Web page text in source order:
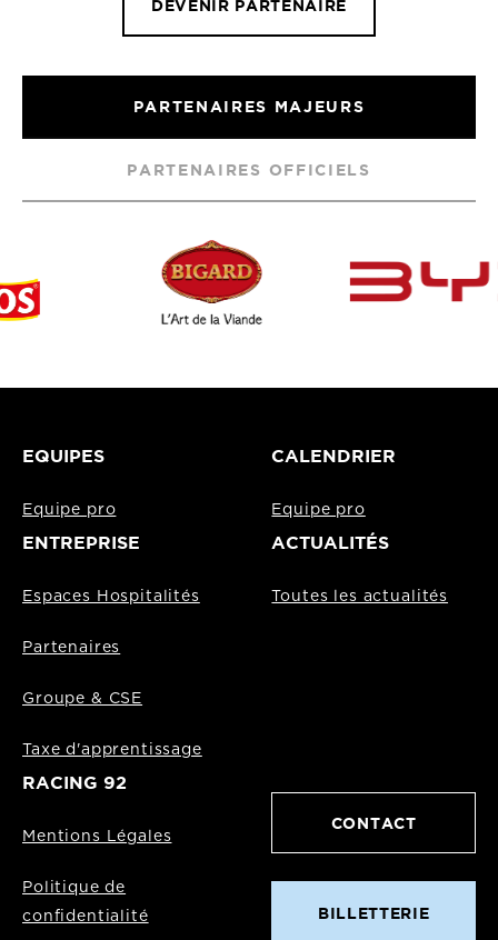
DEVENIR PARTENAIRE
PARTENAIRES MAJEURS
PARTENAIRES OFFICIELS
EQUIPES
Equipe pro
CALENDRIER
Equipe pro
ENTREPRISE
Espaces Hospitalités
Partenaires
Groupe & CSE
Taxe d'apprentissage
ACTUALITÉS
Toutes les actualités
RACING 92
Mentions Légales
Politique de
confidentialité
CONTACT
BILLETTERIE